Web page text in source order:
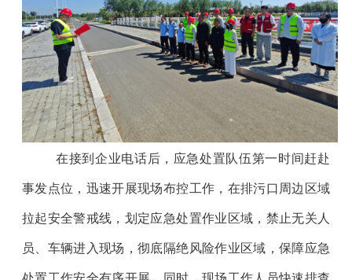
在接到企业电话后，应急处置队伍第一时间赶赴
事发点位，迅速开展现场布控工作，在排污口周边区域
拉起安全警戒线，划定应急处置作业区域，禁止无关人
员、车辆进入现场，彻底隔绝风险作业区域，保障应急